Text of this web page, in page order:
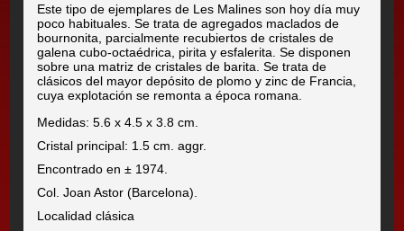
Este tipo de ejemplares de Les Malines son hoy día muy
poco habituales. Se trata de agregados maclados de
bournonita, parcialmente recubiertos de cristales de
galena cubo-octaédrica, pirita y esfalerita. Se disponen
sobre una matriz de cristales de barita. Se trata de
clásicos del mayor depósito de plomo y zinc de Francia,
cuya explotación se remonta a época romana.
Medidas: 5.6 x 4.5 x 3.8 cm.
Cristal principal: 1.5 cm. aggr.
Encontrado en ± 1974.
Col. Joan Astor (Barcelona).
Localidad clásica